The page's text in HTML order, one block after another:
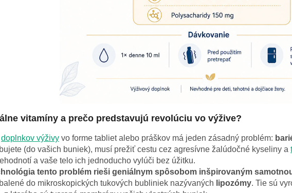
vitamíny a prečo predstavujú revolúciu vo výžive?
doplnkov výživy vo forme tabliet alebo práškov má jeden zásadný problém:
(do vašich buniek), musí prežiť cestu cez agresívne žalúdočné kyseliny a
a vaše telo ich jednoducho vylúči bez úžitku.
tento problém rieši geniálnym spôsobom inšpirovaným
do mikroskopických tukových bubliniek nazývaných lipozómy. Tie sú